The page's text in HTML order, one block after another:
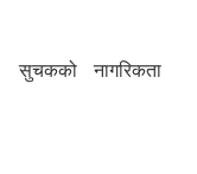
सुचकको नागरिकता